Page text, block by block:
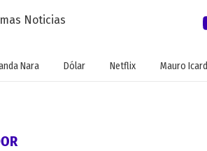
Noticias
Nara Dólar Netflix Mauro